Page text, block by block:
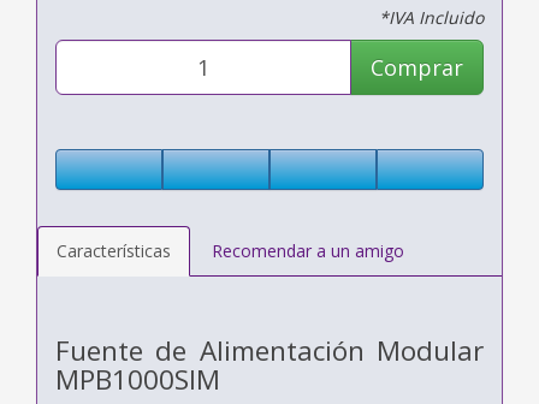
*IVA Incluido
Comprar
Características Recomendar a un amigo
Fuente de Alimentación Modular
MPB1000SIM